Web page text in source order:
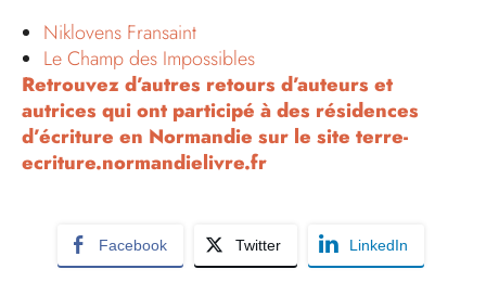
Niklovens Fransaint
Le Champ des Impossibles
Retrouvez d’autres retours d’auteurs et
autrices qui ont participé à des résidences
d’écriture en Normandie sur le site terre-
ecriture.normandielivre.fr
Facebook Twitter LinkedIn